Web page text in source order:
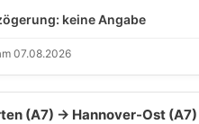
keine Angabe
07.08.2026
(A7) → Hannover-Ost (A7)